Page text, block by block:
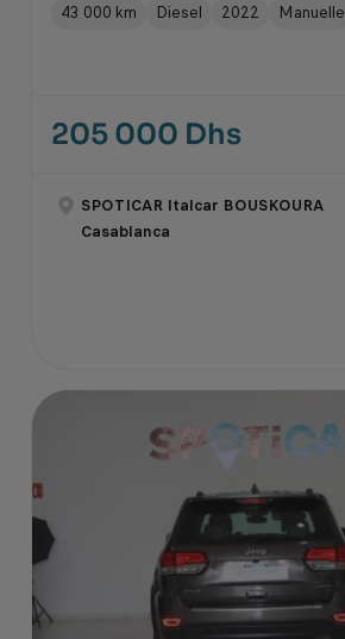
43 000 km Diesel 2022 Manuelle
205 000 Dhs
SPOTICAR Italcar BOUSKOURA
Casablanca